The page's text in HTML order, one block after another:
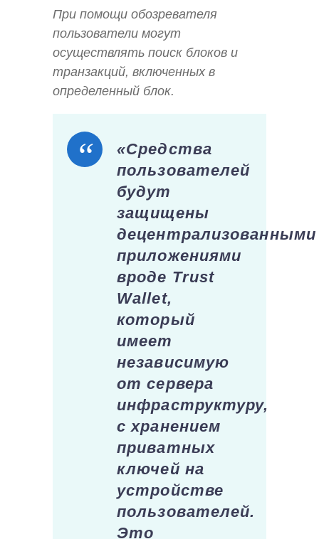
При помощи обозревателя
пользователи могут
осуществлять поиск блоков и
транзакций, включенных в
определенный блок.
«Средства
пользователей
будут
защищены
децентрализованными
приложениями
вроде Trust
Wallet,
который
имеет
независимую
от сервера
инфраструктуру,
с хранением
приватных
ключей на
устройстве
пользователей.
Это